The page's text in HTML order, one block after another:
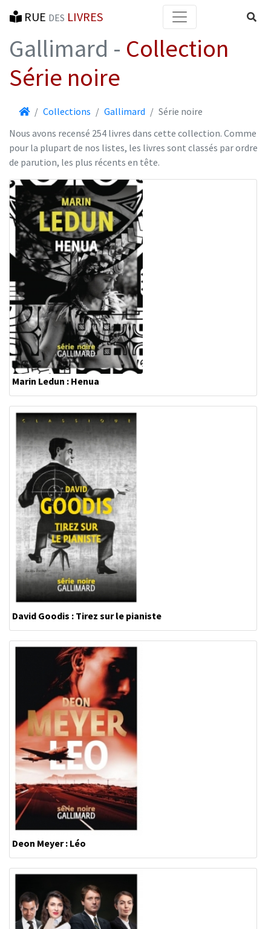
RUE DES LIVRES
Gallimard - Collection
Série noire
AccueilCollections Gallimard
Série noire
Nous avons recensé 254 livres dans cette collection. Comme
pour la plupart de nos listes, les livres sont classés par ordre
de parution, les plus récents en tête.
Marin Ledun : Henua
David Goodis : Tirez sur le pianiste
Deon Meyer : Léo